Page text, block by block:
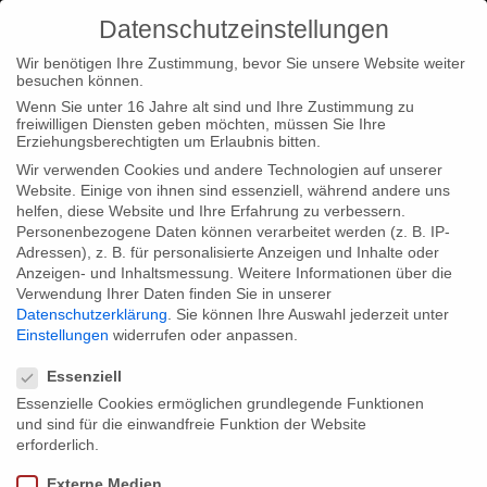
Home Typ|News
“Lebt wohl, Genossen!” Buchpräsentation
auf der Buchmesse Frankfurt 2011
“Lebt wohl, Genossen!”
Buchpräsentation auf der Buchmesse
Am Mittwoch, den 12. Oktober 2011 um 16 Uhr wird das Buch
Datenschutzeinstellungen
Wir benötigen Ihre Zustimmung, bevor Sie unsere Website weiter
besuchen können.
Wenn Sie unter 16 Jahre alt sind und Ihre Zustimmung zu
freiwilligen Diensten geben möchten, müssen Sie Ihre
Erziehungsberechtigten um Erlaubnis bitten.
Wir verwenden Cookies und andere Technologien auf unserer
Website. Einige von ihnen sind essenziell, während andere uns
helfen, diese Website und Ihre Erfahrung zu verbessern.
Personenbezogene Daten können verarbeitet werden (z. B. IP-
Adressen), z. B. für personalisierte Anzeigen und Inhalte oder
Anzeigen- und Inhaltsmessung. Weitere Informationen über die
Verwendung Ihrer Daten finden Sie in unserer
Datenschutzerklärung
Sie können Ihre Auswahl jederzeit unter
Einstellungen widerrufen oder anpassen.
Essenziell
Essenzielle Cookies ermöglichen grundlegende Funktionen
und sind für die einwandfreie Funktion der Website
erforderlich.